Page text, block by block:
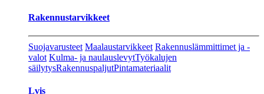
Rakennustarvikkeet
Suojavarusteet Maalaustarvikkeet Rakennuslämmittimet ja -
valot Kulma- ja naulauslevytTyökalujen
säilytysRakennuspaljutPintamateriaalit
Lvis